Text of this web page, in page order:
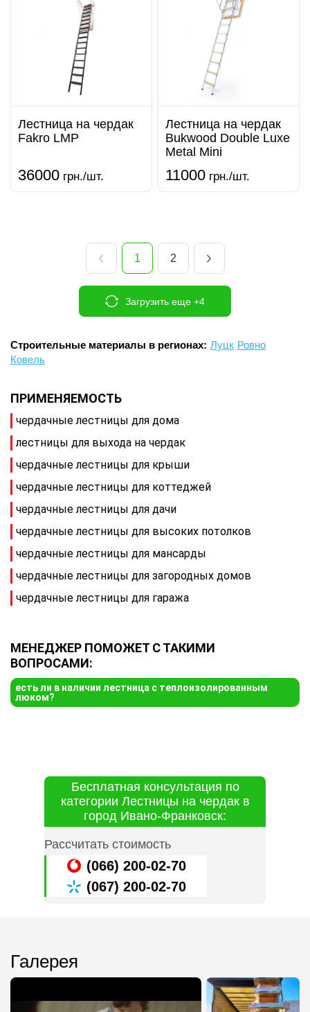
Лестница на чердак
Fakro LMP
36000 грн./шт.
Лестница на чердак
Bukwood Double Luxe
Metal Mini
11000 грн./шт.
1 2
Загрузить еще +4
Строительные материалы в регионах: Луцк Ровно
Ковель
ПРИМЕНЯЕМОСТЬ
чердачные лестницы для дома
лестницы для выхода на чердак
чердачные лестницы для крыши
чердачные лестницы для коттеджей
чердачные лестницы для дачи
чердачные лестницы для высоких потолков
чердачные лестницы для мансарды
чердачные лестницы для загородных домов
чердачные лестницы для гаража
МЕНЕДЖЕР ПОМОЖЕТ С ТАКИМИ
ВОПРОСАМИ:
есть ли в наличии лестница с теплоизолированным
люком?
Бесплатная консультация по
категории Лестницы на чердак в
город Ивано-Франковск:
Рассчитать стоимость
(066) 200-02-70
(067) 200-02-70
Галерея